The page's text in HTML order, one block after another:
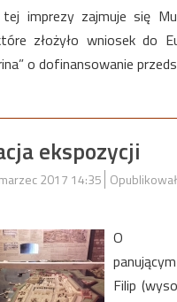
tej imprezy zajmuje się
złożyło wniosek do
o dofinansowanie
ekspozycji
2017 14:35
O
Filip